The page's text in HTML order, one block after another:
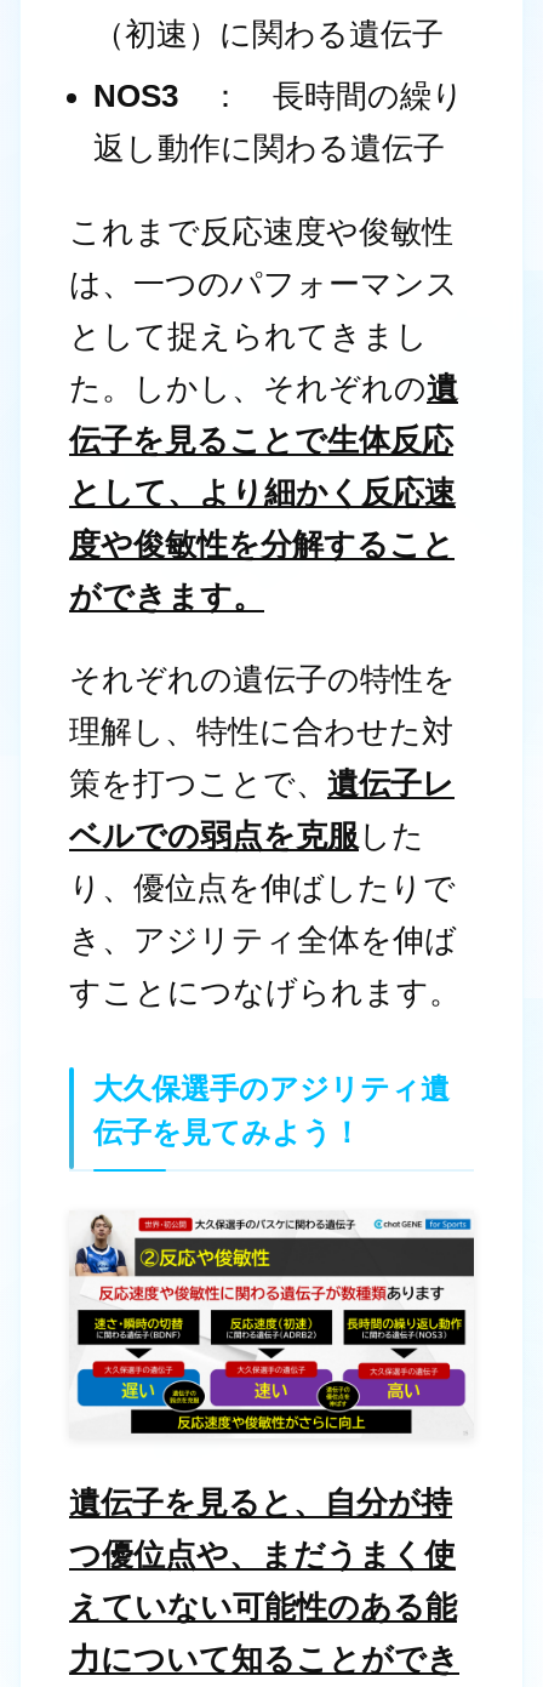
（初速）に関わる遺伝子
NOS3 ： 長時間の繰り
返し動作に関わる遺伝子
これまで反応速度や俊敏性
は、一つのパフォーマンス
として捉えられてきまし
た。しかし、それぞれの遺
伝子を見ることで生体反応
として、より細かく反応速
度や俊敏性を分解すること
ができます。
それぞれの遺伝子の特性を
理解し、特性に合わせた対
策を打つことで、 遺伝子レ
ベルでの弱点を克服 した
り、優位点を伸ばしたりで
き、アジリティ全体を伸ば
すことにつなげられます。
大久保選手のアジリティ遺
伝子を見てみよう！
遺伝子を見ると、自分が持
つ優位点や、まだうまく使
えていない可能性のある能
力について知ることができ